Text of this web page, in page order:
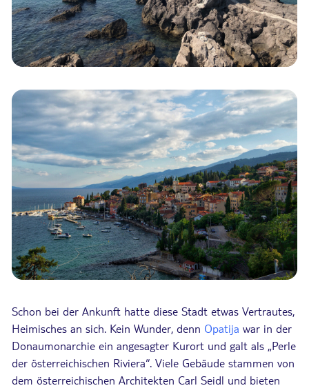
Schon bei der Ankunft hatte diese Stadt etwas Vertrautes,
Heimisches an sich. Kein Wunder, denn Opatija war in der
Donaumonarchie ein angesagter Kurort und galt als „Perle
der österreichischen Riviera“. Viele Gebäude stammen von
dem österreichischen Architekten Carl Seidl und bieten